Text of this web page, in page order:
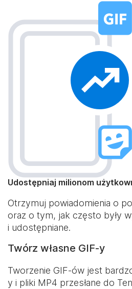
Udostępniaj milionom
Otrzymuj powiadomienia o
oraz o tym, jak często były
i udostępniane.
Twórz własne GIF-y
Tworzenie GIF-ów jest
y i pliki MP4 przesłane do